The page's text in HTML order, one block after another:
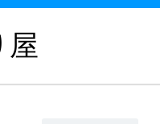
屋